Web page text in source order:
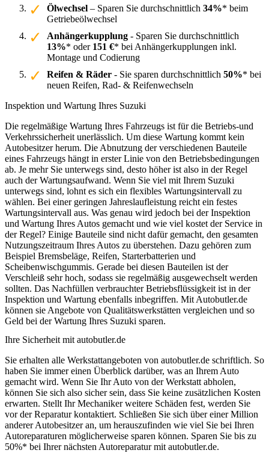
Ölwechsel – Sparen Sie durchschnittlich 34%* beim
Getriebeölwechsel
Anhängerkupplung - Sparen Sie durchschnittlich
13%* oder 151 €* bei Anhängerkupplungen inkl.
Montage und Codierung
Reifen & Räder - Sie sparen durchschnittlich 50%* bei
neuen Reifen, Rad- & Reifenwechseln
Inspektion und Wartung Ihres Suzuki
Die regelmäßige Wartung Ihres Fahrzeugs ist für die Betriebs-und
Verkehrssicherheit unerlässlich. Um diese Wartung kommt kein
Autobesitzer herum. Die Abnutzung der verschiedenen Bauteile
eines Fahrzeugs hängt in erster Linie von den Betriebsbedingungen
ab. Je mehr Sie unterwegs sind, desto höher ist also in der Regel
auch der Wartungsaufwand. Wenn Sie viel mit Ihrem Suzuki
unterwegs sind, lohnt es sich ein flexibles Wartungsintervall zu
wählen. Bei einer geringen Jahreslaufleistung reicht ein festes
Wartungsintervall aus. Was genau wird jedoch bei der Inspektion
und Wartung Ihres Autos gemacht und wie viel kostet der Service in
der Regel? Einige Bauteile sind nicht dafür gemacht, den gesamten
Nutzungszeitraum Ihres Autos zu überstehen. Dazu gehören zum
Beispiel Bremsbeläge, Reifen, Starterbatterien und
Scheibenwischgummis. Gerade bei diesen Bauteilen ist der
Verschleiß sehr hoch, sodass sie regelmäßig ausgewechselt werden
sollten. Das Nachfüllen verbrauchter Betriebsflüssigkeit ist in der
Inspektion und Wartung ebenfalls inbegriffen. Mit Autobutler.de
können sie Angebote von Qualitätswerkstätten vergleichen und so
Geld bei der Wartung Ihres Suzuki sparen.
Ihre Sicherheit mit autobutler.de
Sie erhalten alle Werkstattangeboten von autobutler.de schriftlich. So
haben Sie immer einen Überblick darüber, was an Ihrem Auto
gemacht wird. Wenn Sie Ihr Auto von der Werkstatt abholen,
können Sie sich also sicher sein, dass Sie keine zusätzlichen Kosten
erwarten. Stellt Ihr Mechaniker weitere Schäden fest, werden Sie
vor der Reparatur kontaktiert. Schließen Sie sich über einer Million
anderer Autobesitzer an, um herauszufinden wie viel Sie bei Ihren
Autoreparaturen möglicherweise sparen können. Sparen Sie bis zu
50%* bei Ihrer nächsten Autoreparatur mit autobutler.de.